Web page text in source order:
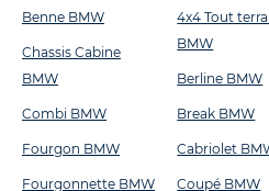
Benne BMW
Chassis Cabine
BMW
Combi BMW
Fourgon BMW
Fourgonnette BMW
4x4 Tout
BMW
Berline BMW
Break BMW
Cabriolet
Coupé BMW